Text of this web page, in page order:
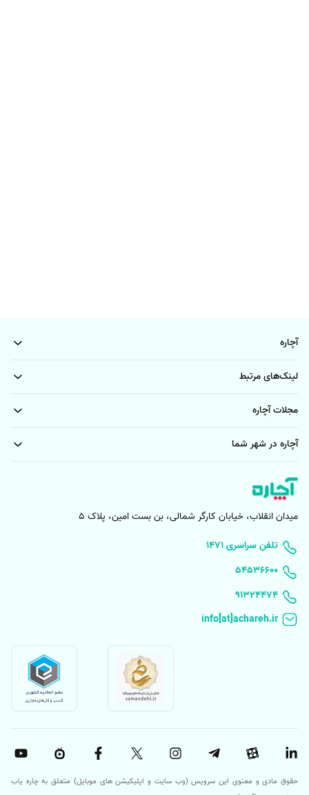
آچاره
لینک‌های مرتبط
مجلات آچاره
آچاره در شهر شما
میدان انقلاب، خیابان کارگر شمالی، بن بست امین، پلاک 5
۱۴۷۱ تلفن سراسری
۵۴۵۳۶۶۰۰
91324474
حقوق مادی و معنوی این سرویس (وب سایت و اپلیکیشن های موبایل) متعلق به چاره یاب